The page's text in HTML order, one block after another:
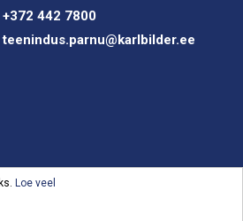
+372 442 7800
teenindus.parnu@karlbilder.ee
Loe veel